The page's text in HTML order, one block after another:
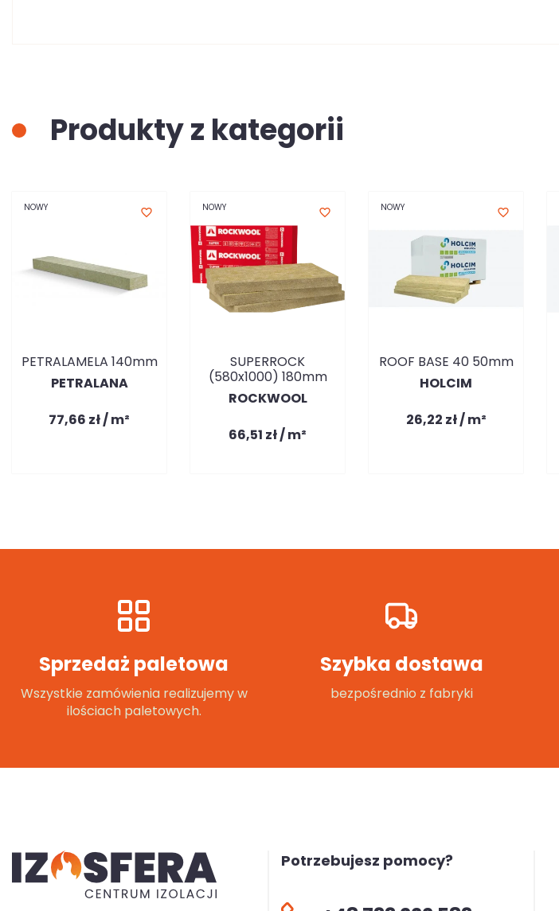
Produkty z kategorii
NOWY favorite_border
PETRALAMELA 140mm
PETRALANA
77,66 zł / m²
NOWY favorite_border
SUPERROCK
(580x1000) 180mm
ROCKWOOL
66,51 zł / m²
NOWY favorite_border
ROOF BASE 40 50mm
HOLCIM
26,22 zł / m²
Sprzedaż paletowa
Wszystkie zamówienia realizujemy w
ilościach paletowych.
Szybka dostawa
bezpośrednio z fabryki
Potrzebujesz pomocy?